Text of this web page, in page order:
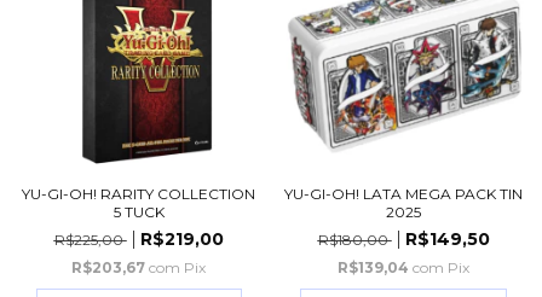
YU-GI-OH! RARITY COLLECTION
5 TUCK
R$225,00
R$219,00
R$203,67 com Pix
YU-GI-OH! LATA MEGA PACK TIN
2025
R$180,00
R$149,50
R$139,04 com Pix